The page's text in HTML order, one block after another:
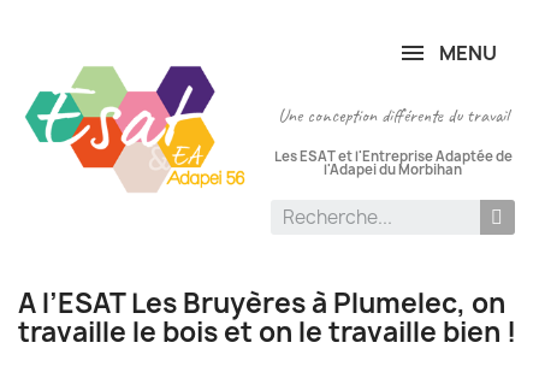
MENU
Une conception différente du travail
Les ESAT et l'Entreprise Adaptée de
l'Adapei du Morbihan
A l’ESAT Les Bruyères à Plumelec, on
travaille le bois et on le travaille bien !